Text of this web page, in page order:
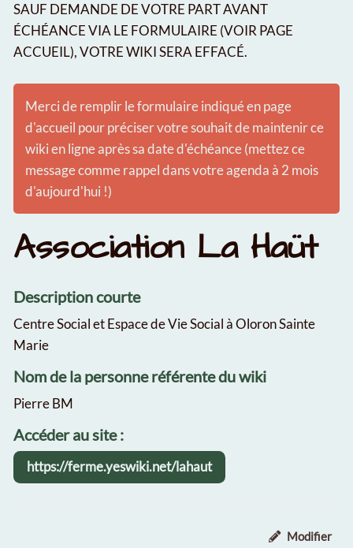
SAUF DEMANDE DE VOTRE PART AVANT
ÉCHÉANCE VIA LE FORMULAIRE (VOIR PAGE
ACCUEIL), VOTRE WIKI SERA EFFACÉ.
Merci de remplir le formulaire indiqué en page
d'accueil pour préciser votre souhait de maintenir ce
wiki en ligne après sa date d'échéance (mettez ce
message comme rappel dans votre agenda à 2 mois
d'aujourd'hui !)
Association La Haüt
Description courte
Centre Social et Espace de Vie Social à Oloron Sainte
Marie
Nom de la personne référente du wiki
Pierre BM
Accéder au site :
https://ferme.yeswiki.net/lahaut
Modifier